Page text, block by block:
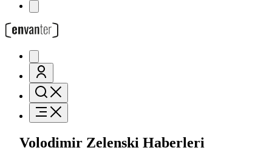
Volodimir Zelenski Haberleri